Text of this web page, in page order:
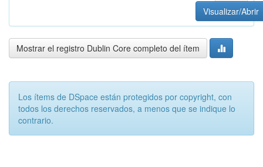
Visualizar/Abrir
Mostrar el registro Dublin Core completo del ítem
Los ítems de DSpace están protegidos por copyright, con
todos los derechos reservados, a menos que se indique lo
contrario.